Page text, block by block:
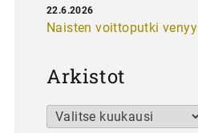
Naisten voittoputki venyy
22.6.2026
Arkistot
Arkistot